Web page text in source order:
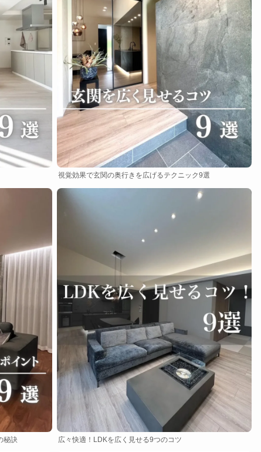
視覚効果で玄関の奥行きを広げるテクニック9選
秘訣
広々快適！LDKを広く見せる9つのコツ